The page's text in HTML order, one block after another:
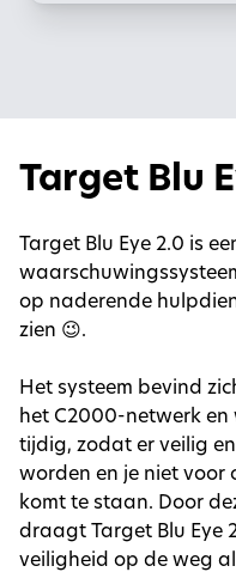
Target Blu
Target Blu Eye 2.0 is
op naderende
zien 😉.
Het systeem bevind
het C2000-netwerk
tijdig, zodat er veilig
worden en je niet voor
komt te staan. Door
draagt Target Blu Eye
veiligheid op de weg